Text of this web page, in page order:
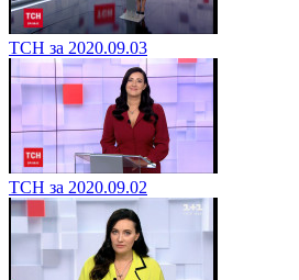
ТСН за 2020.09.03
ТСН за 2020.09.02